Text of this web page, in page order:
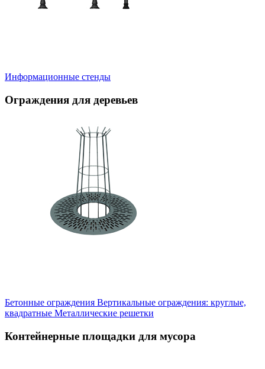
Информационные стенды
Ограждения для деревьев
Бетонные ограждения Вертикальные ограждения: круглые,
квадратные Металлические решетки
Контейнерные площадки для мусора